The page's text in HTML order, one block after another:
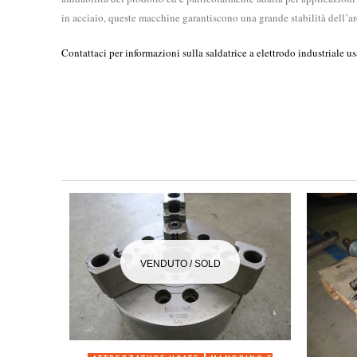
in acciaio, queste macchine garantiscono una grande stabilità
Contattaci per informazioni sulla saldatrice a elettrodo industriale
VENDUTO / SOLD
ANTEPRIMA